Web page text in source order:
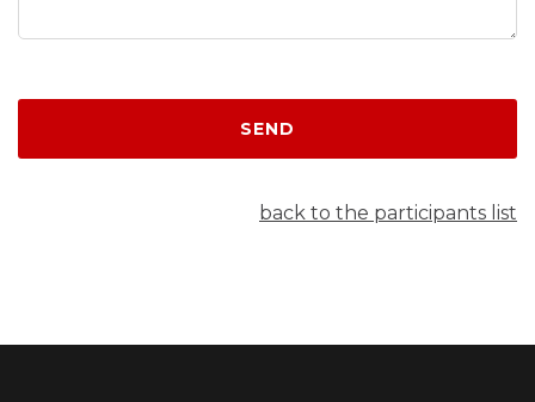
SEND
back to the participants list